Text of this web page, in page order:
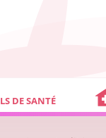
DE SANTÉ